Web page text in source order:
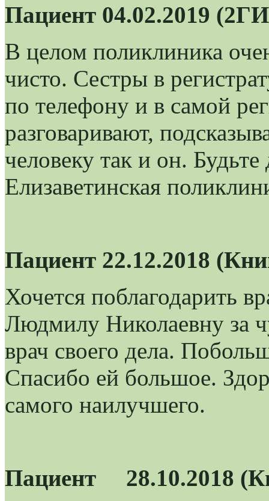
Пациент 04.02.2019
В целом поликлиника
чисто. Сестры в
по телефону и в самой
разговаривают,
человеку так и он.
Елизаветинская
Пациент 22.12.2018
Хочется поблагодарить
Людмилу Николаевну за
врач своего дела.
Спасибо ей большое.
самого наилучшего.
Пациент 28.10.2018